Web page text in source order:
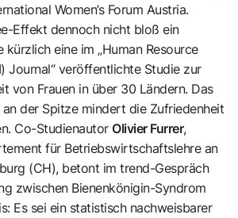
Women’s Forum Austria.
Effekt dennoch nicht bloß ein
eine im „Human Resource
Journal“ veröffentlichte Studie zur
von Frauen in über 30 Ländern. Das
an der Spitze mindert die Zufriedenheit
Co-StudienautorOlivier Furrer,
für Betriebswirtschaftslehre an
(CH), betont im trend-Gespräch
zwischen Bienenkönigin-Syndrom
Es sei ein statistisch nachweisbarer